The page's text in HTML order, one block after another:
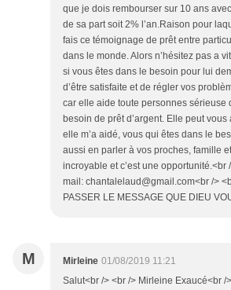
que je dois rembourser sur 10 ans
de sa part soit 2% l’an.Raison pour
fais ce témoignage de prêt entre
dans le monde. Alors n’hésitez pas a
si vous êtes dans le besoin pour lui
d’être satisfaite et de régler vos
car elle aide toute personnes sérieuse
besoin de prêt d’argent. Elle peut
elle m’a aidé, vous qui êtes dans le
aussi en parler à vos proches, famille
incroyable et c’est une opportunité.<br
mail: chantalelaud@gmail.com<br />
PASSER LE MESSAGE QUE DIEU
M Mirleine 01/08/2019 11:21
Salut<br /> <br /> Mirleine Exaucé<br /